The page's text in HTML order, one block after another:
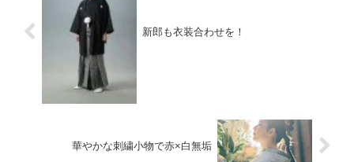
新郎も衣装合わせを！
華やかな刺繍小物で赤×白無垢